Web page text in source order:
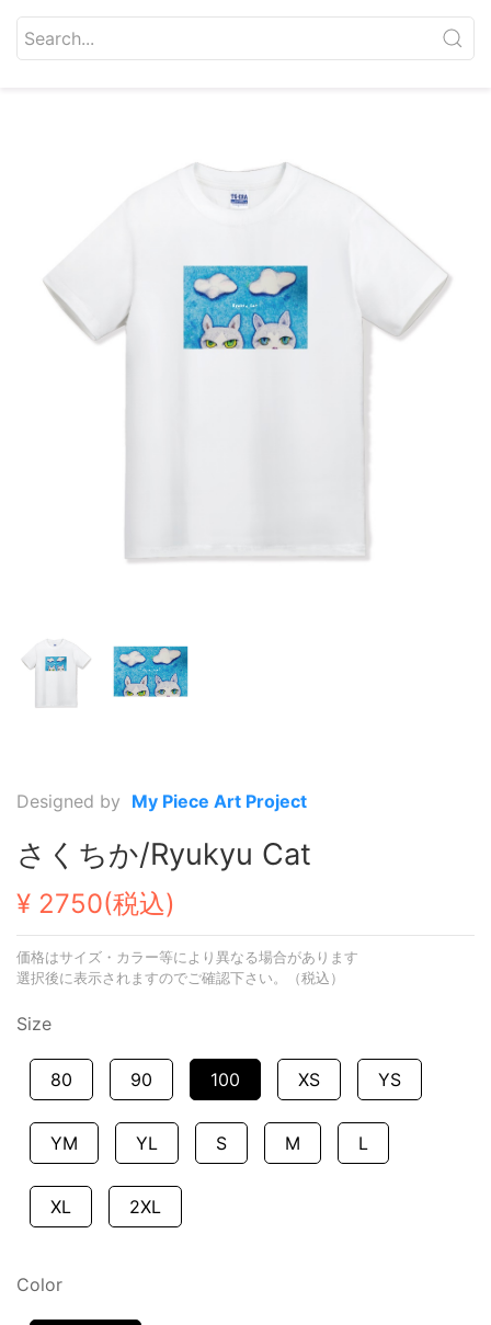
Designed by My Piece Art Project
さくちか/Ryukyu Cat
¥ 2750(税込)
価格はサイズ・カラー等により異なる場合があります
選択後に表示されますのでご確認下さい。（税込）
Size
80 90 100 XS YS
YM YL S M L
XL 2XL
Color